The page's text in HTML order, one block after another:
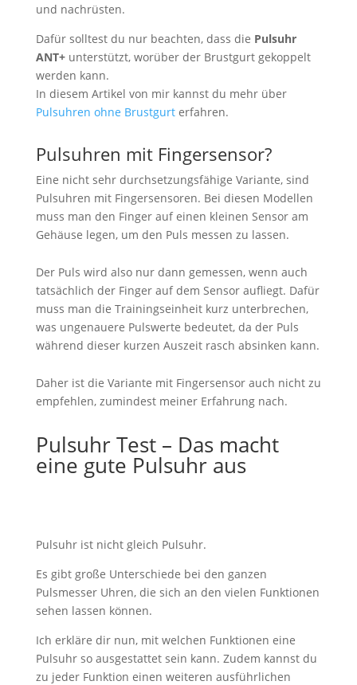
und nachrüsten.
Dafür solltest du nur beachten, dass die Pulsuhr
ANT+unterstützt, worüber der Brustgurt gekoppelt
werden kann.
In diesem Artikel von mir kannst du mehr über
Pulsuhren ohne Brustgurterfahren.
Pulsuhren mit Fingersensor?
Eine nicht sehr durchsetzungsfähige Variante, sind
Pulsuhren mit Fingersensoren. Bei diesen Modellen
muss man den Finger auf einen kleinen Sensor am
Gehäuse legen, um den Puls messen zu lassen.
Der Puls wird also nur dann gemessen, wenn auch
tatsächlich der Finger auf dem Sensor aufliegt. Dafür
muss man die Trainingseinheit kurz unterbrechen,
was ungenauere Pulswerte bedeutet, da der Puls
während dieser kurzen Auszeit rasch absinken kann.
Daher ist die Variante mit Fingersensor auch nicht zu
empfehlen, zumindest meiner Erfahrung nach.
Pulsuhr Test – Das macht
eine gute Pulsuhr aus
Pulsuhr ist nicht gleich Pulsuhr.
Es gibt große Unterschiede bei den ganzen
Pulsmesser Uhren, die sich an den vielen Funktionen
sehen lassen können.
Ich erkläre dir nun, mit welchen Funktionen eine
Pulsuhr so ausgestattet sein kann. Zudem kannst du
zu jeder Funktion einen weiteren ausführlichen